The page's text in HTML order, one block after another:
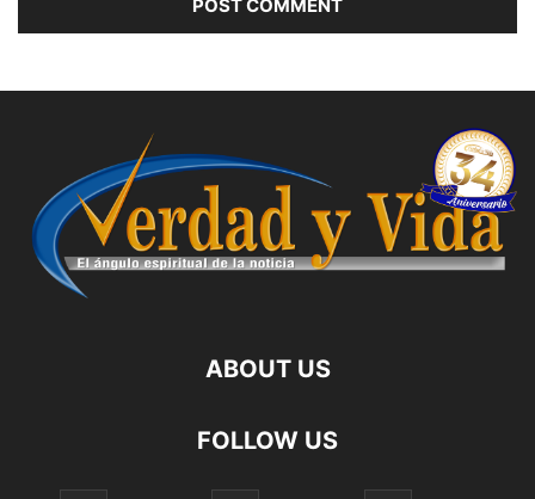
ABOUT US
FOLLOW US